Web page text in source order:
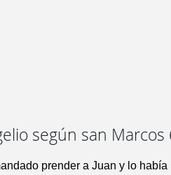
según san Marcos
prender a Juan y lo había